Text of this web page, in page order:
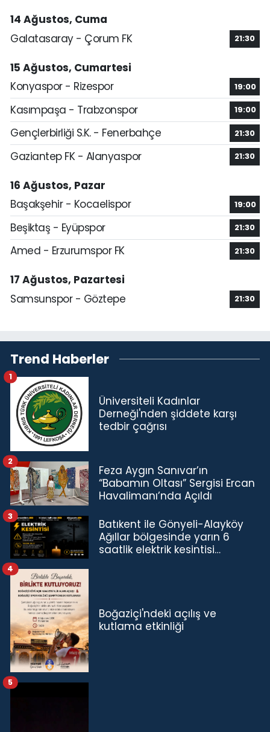
14 Ağustos, Cuma
Galatasaray - Çorum FK
21:30
15 Ağustos, Cumartesi
Konyaspor - Rizespor
19:00
Kasımpaşa - Trabzonspor 19:00
Gençlerbirliği S.K. - Fenerbahçe 21:30
Gaziantep FK - Alanyaspor 21:30
16 Ağustos, Pazar
Başakşehir - Kocaelispor
19:00
Beşiktaş - Eyüpspor 21:30
Amed - Erzurumspor FK 21:30
17 Ağustos, Pazartesi
Samsunspor - Göztepe
21:30
Trend Haberler
Üniversiteli Kadınlar
Derneği'nden şiddete karşı
tedbir çağrısı
1
Feza Aygın Sanıvar’ın
“Babamın Oltası” Sergisi Ercan
Havalimanı’nda Açıldı
2
Batıkent ile Gönyeli-Alayköy
Ağıllar bölgesinde yarın 6
saatlik elektrik kesintisi…
3
Boğaziçi'ndeki açılış ve
kutlama etkinliği
4
5